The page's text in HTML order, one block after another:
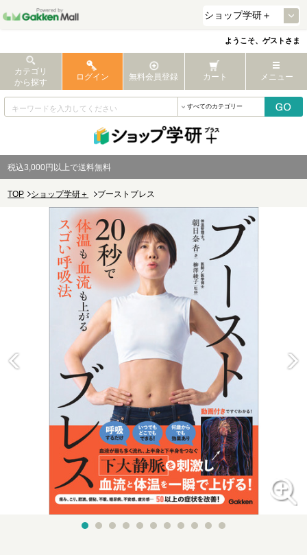
ようこそ、ゲストさま
カテゴリ
から探す
ログイン 無料会員登録 カート メニュー
税込3,000円以上で送料無料
TOP ショップ学研＋ ブーストブレス